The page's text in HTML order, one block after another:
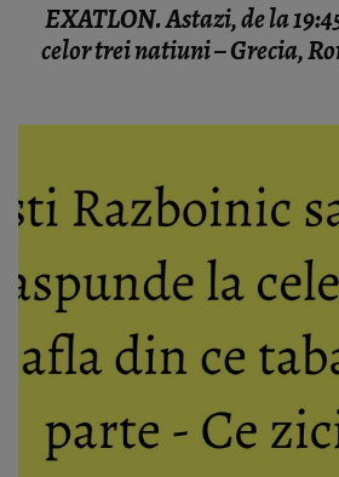
EXATLON. Astazi, de la
celor trei natiuni – Grecia,